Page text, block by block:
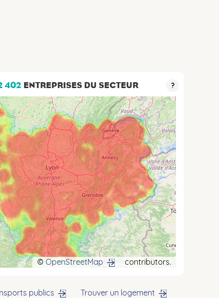
402 ENTREPRISES DU SECTEUR ?
© OpenStreetMap contributors.
publics Trouver un logement